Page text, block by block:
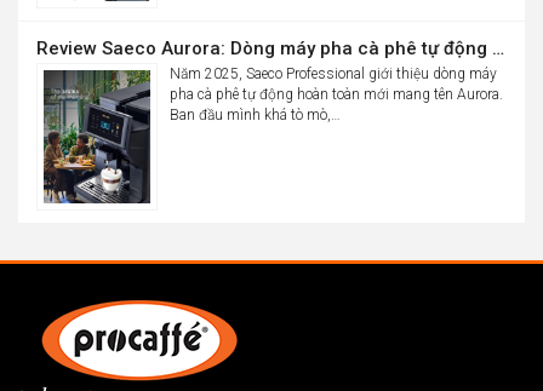
Review Saeco Aurora: Dòng máy pha cà phê tự động văn phòng mới của Saeco có gì đáng chú ý?
Năm 2025, Saeco Professional giới thiệu dòng máy
pha cà phê tự động hoàn toàn mới mang tên Aurora.
Ban đầu mình khá tò mò,…